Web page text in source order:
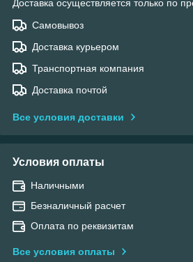
Доставка осуществляется только по
Самовывоз
Доставка курьером
Транспортная компания
Доставка почтой
Все условия доставки
Условия оплаты
Наличными
Безналичный расчет
Оплата по реквизитам
Все условия оплаты